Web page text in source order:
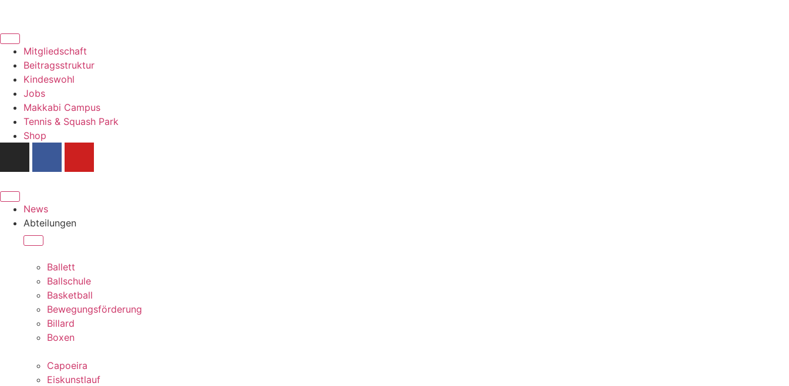
Mitgliedschaft
Beitragsstruktur
Kindeswohl
Jobs
Makkabi Campus
Tennis & Squash Park
Shop
News
Abteilungen
Ballett
Ballschule
Basketball
Bewegungsförderung
Billard
Boxen
Capoeira
Eiskunstlauf